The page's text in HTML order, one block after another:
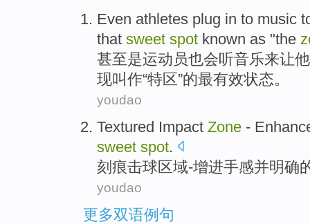
Even athletes plug in to music
that sweet spot known as "the
甚至是运动员也会听音乐来让
现叫作“特区”的最有效状态。
youdao
Textured Impact Zone -
sweet spot.
刻痕击球区域-增进手感并明确
youdao
更多双语例句